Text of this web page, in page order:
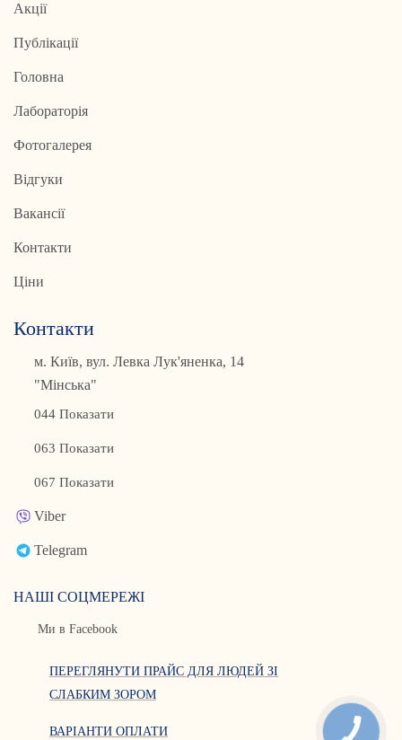
Акції
Публікації
Головна
Лабораторія
Фотогалерея
Відгуки
Вакансії
Контакти
Ціни
Контакти
м. Київ, вул. Левка Лук'яненка, 14
"Мінська"
044 Показати
063 Показати
067 Показати
Viber
Telegram
НАШІ СОЦМЕРЕЖІ
Ми в Facebook
ПЕРЕГЛЯНУТИ ПРАЙС ДЛЯ ЛЮДЕЙ ЗІ
СЛАБКИМ ЗОРОМ
ВАРІАНТИ ОПЛАТИ